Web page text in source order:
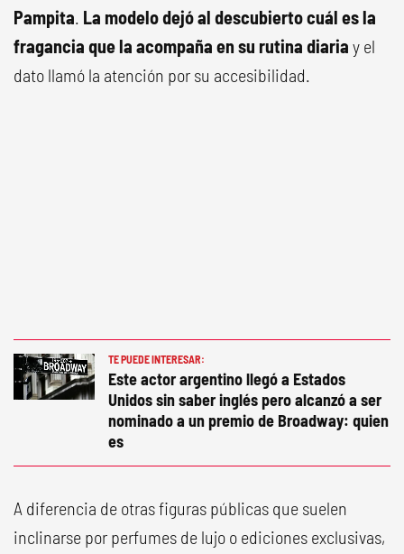
Pampita. La modelo dejó al descubierto cuál es la
fragancia que la acompaña en su rutina diaria y el
dato llamó la atención por su accesibilidad.
TE PUEDE INTERESAR:
Este actor argentino llegó a Estados
Unidos sin saber inglés pero alcanzó a ser
nominado a un premio de Broadway: quien
es
A diferencia de otras figuras públicas que suelen
inclinarse por perfumes de lujo o ediciones exclusivas,